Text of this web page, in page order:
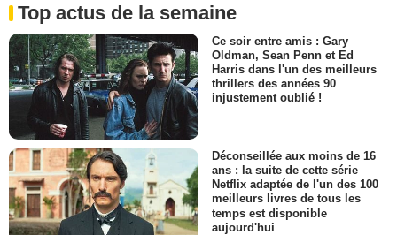
Top actus de la semaine
Ce soir entre amis : Gary
Oldman, Sean Penn et Ed
Harris dans l'un des meilleurs
thrillers des années 90
injustement oublié !
Déconseillée aux moins de 16
ans : la suite de cette série
Netflix adaptée de l'un des 100
meilleurs livres de tous les
temps est disponible
aujourd'hui